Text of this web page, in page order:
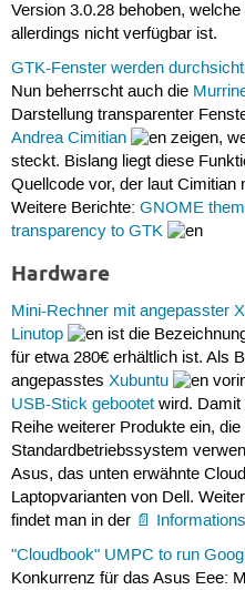
Version 3.0.28 behoben,
allerdings nicht verfügbar ist.
GTK-Fenster werden
Nun beherrscht auch die
Darstellung transparenter
Andrea Cimitian
zeigen,
steckt. Bislang liegt diese
Quellcode vor, der laut Cimitian
Weitere Berichte: GNOME
transparency to GTK
Hardware
Mini-Rechner mit angepasster
Linutop
ist die
für etwa 280€ erhältlich ist. Als
angepasstes Xubuntu
USB-Stick gebootetwird. Damit
Reihe weiterer Produkte ein,
Standardbetriebssystem
Asus, das unten erwähnte
Laptopvarianten von Dell.
findet man in der
"Cloudbook" UMPC to run
Konkurrenz für das Asus Eee: